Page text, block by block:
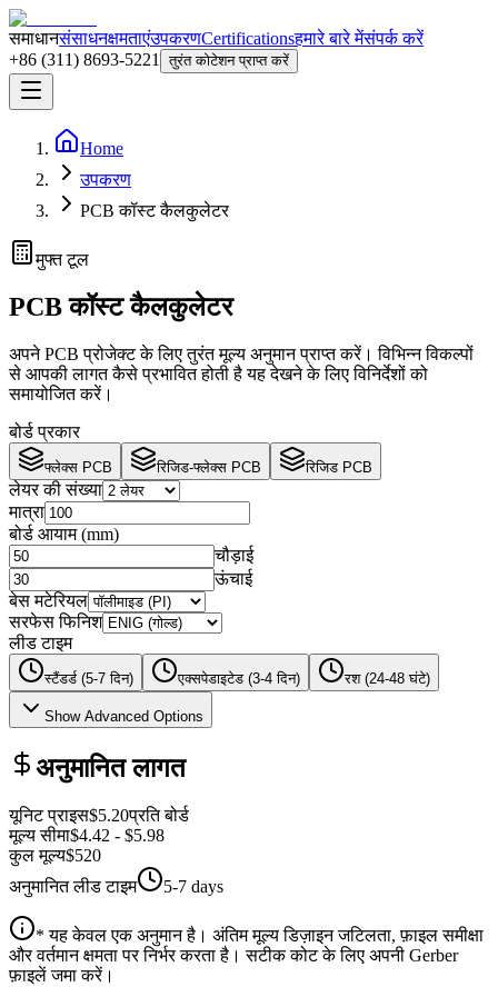
समाधानसंसाधनक्षमताएंउपकरणCertificationsहमारे बारे मेंसंपर्क करें
+86 (311) 8693-5221
तुरंत कोटेशन प्राप्त करें
Home
उपकरण
PCB कॉस्ट कैलकुलेटर
मुफ्त टूल
PCB कॉस्ट कैलकुलेटर
अपने PCB प्रोजेक्ट के लिए तुरंत मूल्य अनुमान प्राप्त करें। विभिन्न विकल्पों
से आपकी लागत कैसे प्रभावित होती है यह देखने के लिए विनिर्देशों को
समायोजित करें।
बोर्ड प्रकार
फ्लेक्स PCB रिजिड-फ्लेक्स PCB रिजिड PCB
लेयर की संख्या
मात्रा
बोर्ड आयाम(mm)
चौड़ाई
ऊंचाई
बेस मटेरियल
सरफेस फिनिश
लीड टाइम
स्टैंडर्ड (5-7 दिन) एक्सपेडाइटेड (3-4 दिन) रश (24-48 घंटे)
Show Advanced Options
अनुमानित लागत
यूनिट प्राइस$5.20प्रति बोर्ड
मूल्य सीमा$4.42 - $5.98
कुल मूल्य$520
अनुमानित लीड टाइम
5-7 days
* यह केवल एक अनुमान है। अंतिम मूल्य डिज़ाइन जटिलता, फ़ाइल समीक्षा
और वर्तमान क्षमता पर निर्भर करता है। सटीक कोट के लिए अपनी Gerber
फ़ाइलें जमा करें।